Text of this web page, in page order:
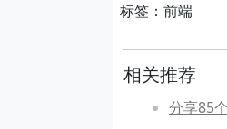
标签：前端
相关推荐
分享85